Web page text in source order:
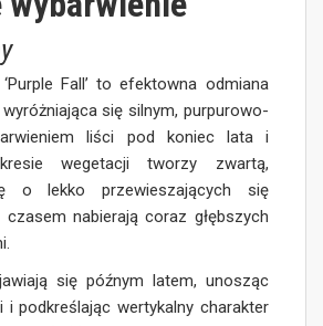
Fall’ to efektowna odmiana
się silnym, purpurowo-
liści pod koniec lata i
wegetacji tworzy zwartą,
o lekko przewieszających się
nabierają coraz głębszych
się późnym latem, unosząc
i podkreślając wertykalny charakter